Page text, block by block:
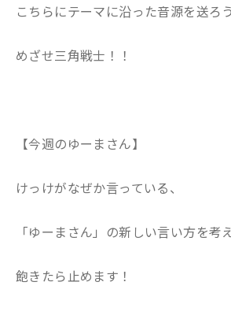
こちらにテーマに沿った音源を送ろう
めざせ三角戦士！！
【今週のゆーまさん】
けっけがなぜか言っている、
「ゆーまさん」の新しい言い方を考
飽きたら止めます！